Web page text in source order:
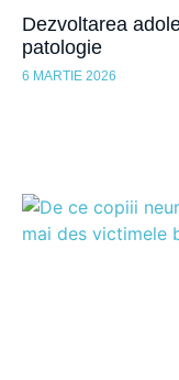
Dezvoltarea
patologie
6 MARTIE 2026